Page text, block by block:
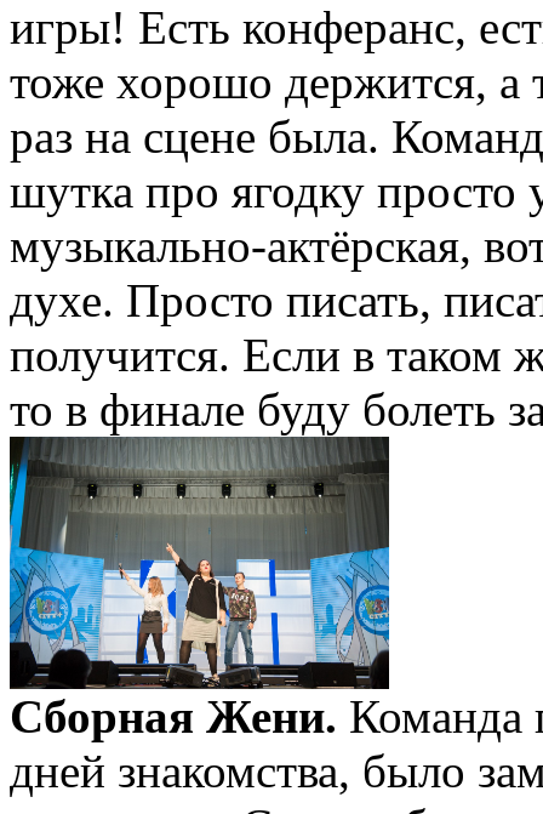
игры! Есть конферанс,
тоже хорошо держится, а
раз на сцене была.
шутка про ягодку
музыкально-актёрская,
духе. Просто писать,
получится. Если в таком
то в финале буду болеть
Сборная Жени. Команда
дней знакомства, было